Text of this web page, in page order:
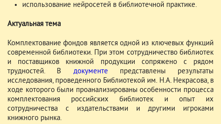
использование нейросетей в библиотечной практике.
Актуальная тема
Комплектование фондов является одной из ключевых функций
современной библиотеки. При этом сотрудничество библиотек
и поставщиков книжной продукции сопряжено с рядом
трудностей. В документе представлены результаты
исследования, проведенного Библиотекой им. Н.А. Некрасова, в
ходе которого были проанализированы особенности процесса
комплектования российских библиотек и опыт их
сотрудничества с издательствами и другими игроками
книжного рынка.